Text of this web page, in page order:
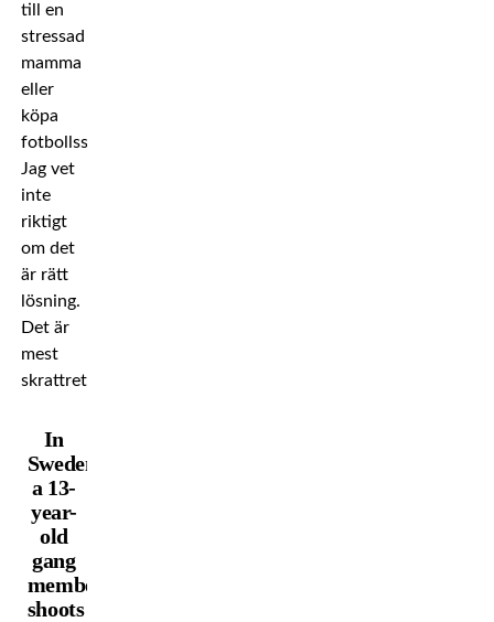
till en
stressad
mamma
eller
köpa
fotbollsskor.
Jag vet
inte
riktigt
om det
är rätt
lösning.
Det är
mest
skrattretande.
In
Sweden,
a 13-
year-
old
gang
member
shoots